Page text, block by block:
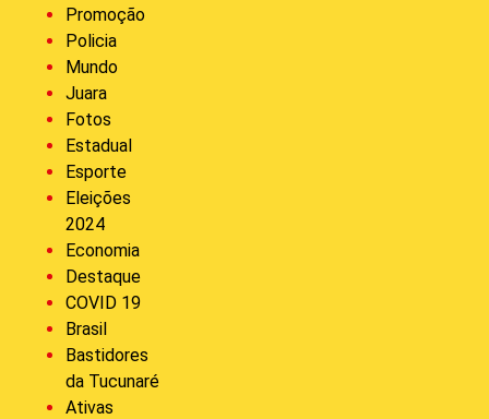
Promoção
Policia
Mundo
Juara
Fotos
Estadual
Esporte
Eleições
2024
Economia
Destaque
COVID 19
Brasil
Bastidores
da Tucunaré
Ativas